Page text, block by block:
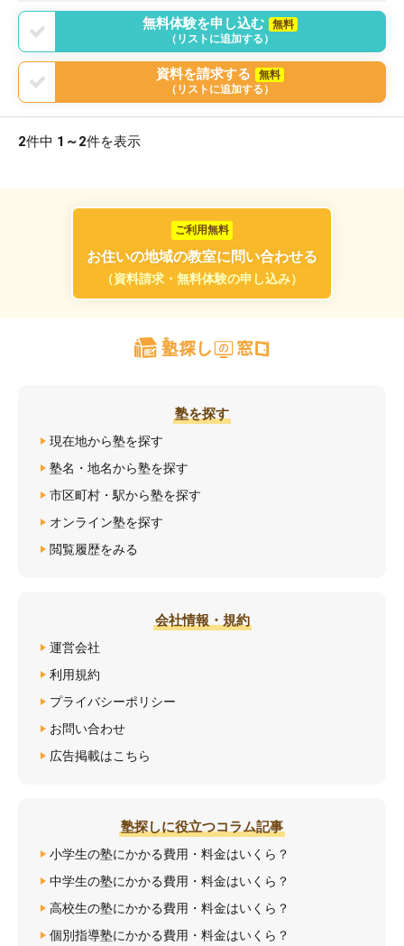
無料体験を申し込む
無料
（リストに追加する）
資料を請求する
無料
（リストに追加する）
2件中 1～2件を表示
ご利用無料
お住いの地域の教室に問い合わせる
（資料請求・無料体験の申し込み）
塾を探す
現在地から塾を探す
塾名・地名から塾を探す
市区町村・駅から塾を探す
オンライン塾を探す
閲覧履歴をみる
会社情報・規約
運営会社
利用規約
プライバシーポリシー
お問い合わせ
広告掲載はこちら
塾探しに役立つコラム記事
小学生の塾にかかる費用・料金はいくら？
中学生の塾にかかる費用・料金はいくら？
高校生の塾にかかる費用・料金はいくら？
個別指導塾にかかる費用・料金はいくら？